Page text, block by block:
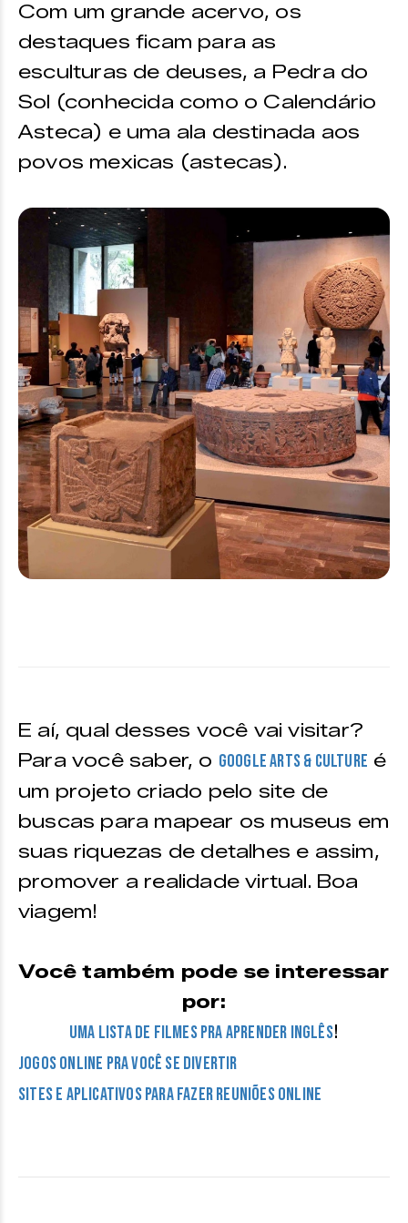
Com um grande acervo, os
destaques ficam para as
esculturas de deuses, a Pedra do
Sol (conhecida como o Calendário
Asteca) e uma ala destinada aos
povos mexicas (astecas).
E aí, qual desses você vai visitar?
Para você saber, o Google Arts & Culture é
um projeto criado pelo site de
buscas para mapear os museus em
suas riquezas de detalhes e assim,
promover a realidade virtual. Boa
viagem!
Você também pode se interessar
por:
Uma Lista de Filmes Pra Aprender Inglês!
Jogos Online Pra Você Se Divertir
Sites e Aplicativos para Fazer Reuniões Online